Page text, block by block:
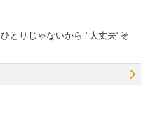
とりじゃないから "大丈夫"そ